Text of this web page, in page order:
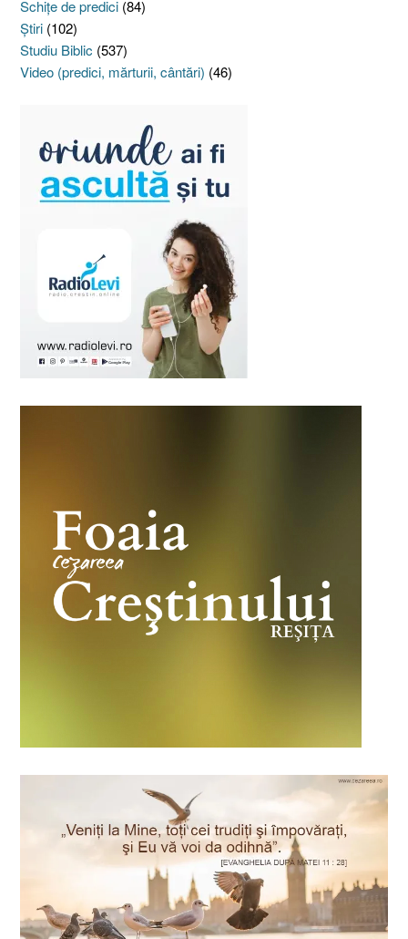
Schiţe de predici (84)
Ştiri (102)
Studiu Biblic (537)
Video (predici, mărturii, cântări) (46)